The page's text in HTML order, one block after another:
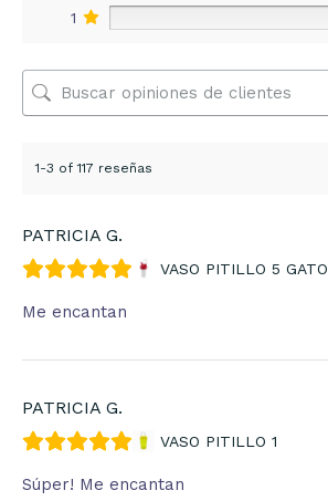
1
1-3 of 117 reseñas
PATRICIA G.
VASO PITILLO 5 GATO
Me encantan
PATRICIA G.
VASO PITILLO 1
Súper! Me encantan